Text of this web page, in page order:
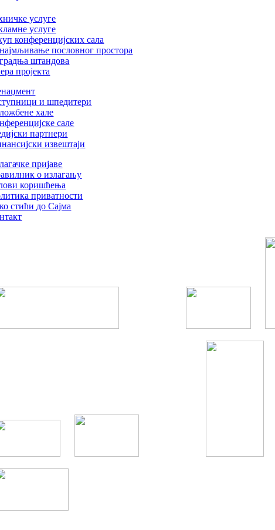
услуге
услуге
конференцијских сала
пословног простора
штандова
пројекта
и шпедитери
хале
сале
партнери
извештаји
пријаве
о излагању
коришћења
приватности
стићи до Сајма